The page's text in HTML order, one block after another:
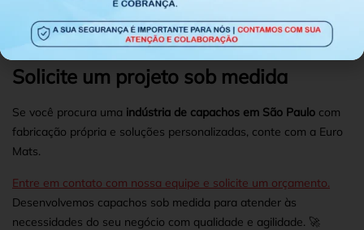
Nosso compromisso é entregar capachos que contribuam para a
organização, segurança e valorização dos ambientes.
Solicite um projeto sob medida
Se você procura uma indústria de capachos em São Paulo com
fabricação própria e soluções personalizadas, conte com a Euro
Mats.
Entre em contato com nossa equipe e solicite um orçamento.
Desenvolvemos capachos sob medida para atender às
necessidades do seu negócio com qualidade e agilidade. 🚀